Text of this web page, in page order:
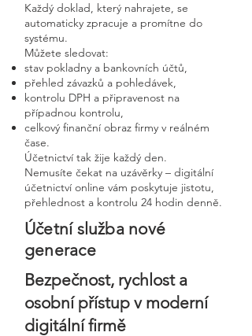
Každý doklad, který nahrajete, se
automaticky zpracuje a promítne do
systému.
Můžete sledovat:
stav pokladny a bankovních účtů,
přehled závazků a pohledávek,
kontrolu DPH a připravenost na
případnou kontrolu,
celkový finanční obraz firmy v reálném
čase.
Účetnictví tak žije každý den.
Nemusíte čekat na uzávěrky – digitální
účetnictví online vám poskytuje jistotu,
přehlednost a kontrolu 24 hodin denně.
Účetní služba nové
generace
Bezpečnost, rychlost a
osobní přístup v moderní
digitální firmě